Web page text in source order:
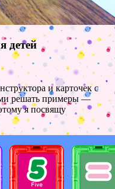
детей
и карточек с
решать примеры —
я посвящу